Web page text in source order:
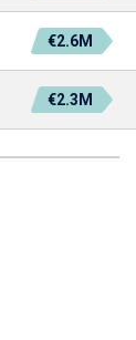
€2.6M
€2.3M